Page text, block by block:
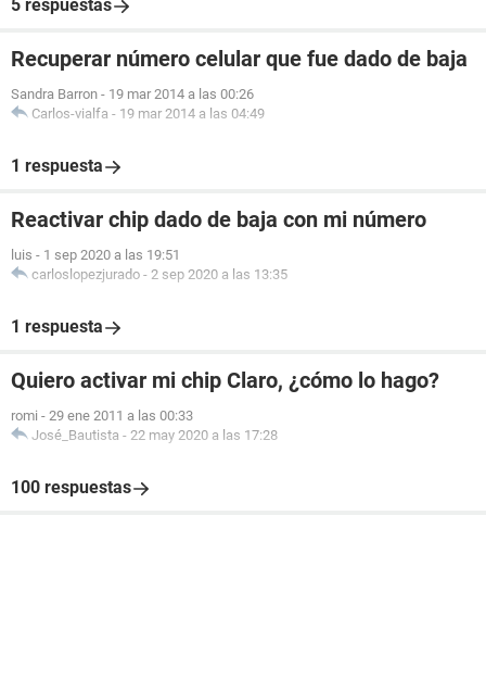
5 respuestas
Recuperar número celular que fue dado de baja
Sandra Barron - 19 mar 2014 a las 00:26
Carlos-vialfa - 19 mar 2014 a las 04:49
1 respuesta
Reactivar chip dado de baja con mi número
luis - 1 sep 2020 a las 19:51
carloslopezjurado - 2 sep 2020 a las 13:35
1 respuesta
Quiero activar mi chip Claro, ¿cómo lo hago?
romi - 29 ene 2011 a las 00:33
José_Bautista - 22 may 2020 a las 17:28
100 respuestas